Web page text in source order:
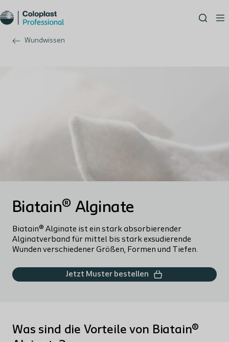
Wundwissen
Biatain® Alginate
Biatain® Alginate ist ein stark absorbierender
Alginatverband für mittel bis stark exsudierende
Wunden verschiedener Größen, Formen und Tiefen.
Jetzt Muster bestellen
Was sind die Vorteile von Biatain®